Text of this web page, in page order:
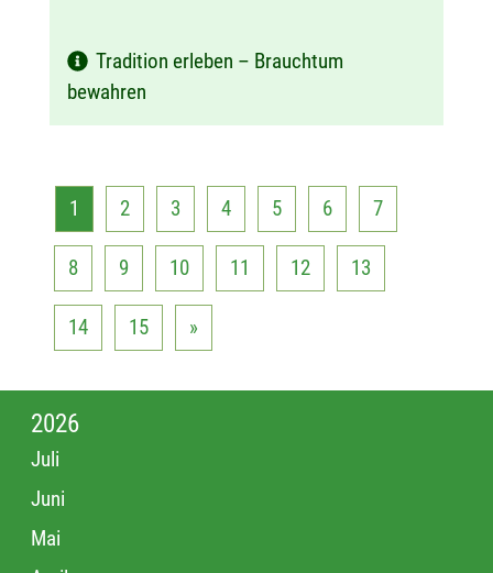
Tradition erleben – Brauchtum
bewahren
1 2 3 4 5 6 7
8 9 10 11 12 13
14 15 »
2026
Juli
Juni
Mai